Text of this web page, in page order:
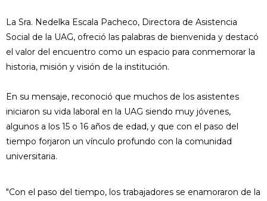
La Sra. Nedelka Escala Pacheco, Directora de Asistencia
Social de la UAG, ofreció las palabras de bienvenida y destacó
el valor del encuentro como un espacio para conmemorar la
historia, misión y visión de la institución.
En su mensaje, reconoció que muchos de los asistentes
iniciaron su vida laboral en la UAG siendo muy jóvenes,
algunos a los 15 o 16 años de edad, y que con el paso del
tiempo forjaron un vínculo profundo con la comunidad
universitaria.
"Con el paso del tiempo, los trabajadores se enamoraron de la